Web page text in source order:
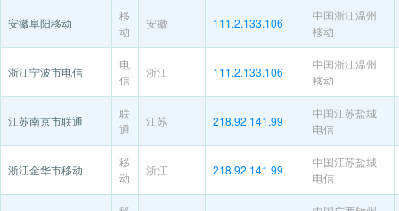
安徽阜阳移动
移
动
安徽 111.2.133.106
中国浙江温州
移动
浙江宁波市电信
电
信
浙江 111.2.133.106
中国浙江温州
移动
江苏南京市联通
联
通
江苏 218.92.141.99
中国江苏盐城
电信
浙江金华市移动
移
动
浙江 218.92.141.99
中国江苏盐城
电信